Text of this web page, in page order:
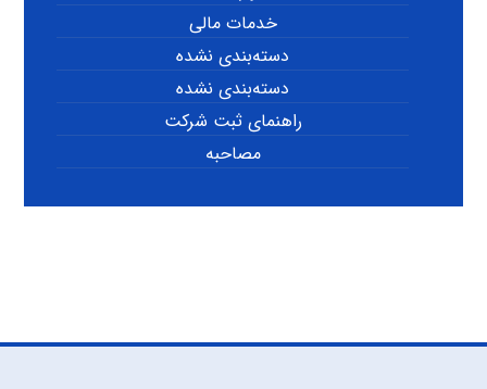
خدمات مالی
دسته‌بندی نشده
دسته‌بندی نشده
راهنمای ثبت شرکت
مصاحبه